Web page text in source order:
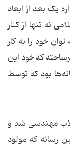
یک بعد از ابعاد
نه تنها از کنار
خود را به کار
که خود این
بود که توسط
مهندسی شد و
رسانه که مولود